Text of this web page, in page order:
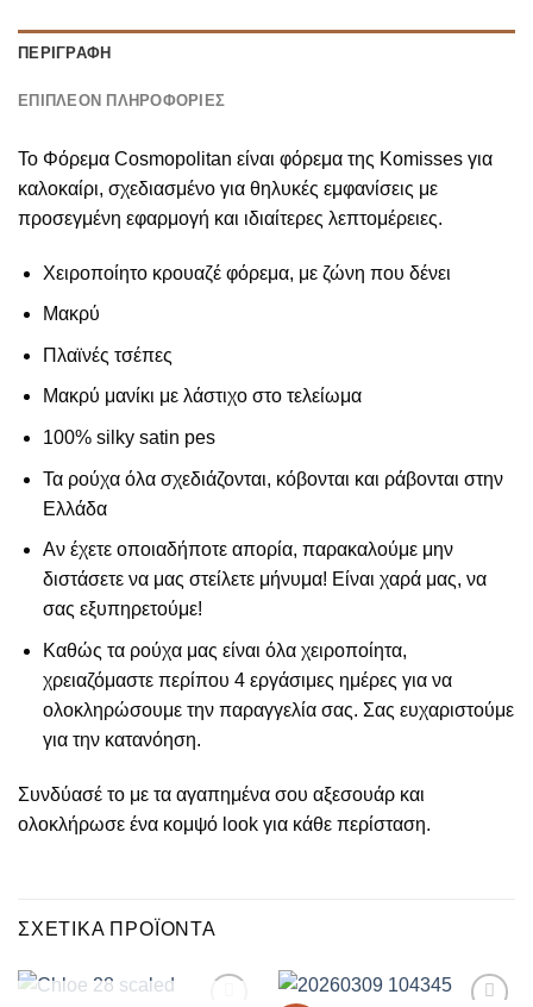
ΠΕΡΙΓΡΑΦΉ
ΕΠΙΠΛΈΟΝ ΠΛΗΡΟΦΟΡΊΕΣ
Το Φόρεμα Cosmopolitan είναι φόρεμα της Komisses για
καλοκαίρι, σχεδιασμένο για θηλυκές εμφανίσεις με
προσεγμένη εφαρμογή και ιδιαίτερες λεπτομέρειες.
Χειροποίητο κρουαζέ φόρεμα, με ζώνη που δένει
Μακρύ
Πλαϊνές τσέπες
Μακρύ μανίκι με λάστιχο στο τελείωμα
100% silky satin pes
Τα ρούχα όλα σχεδιάζονται, κόβονται και ράβονται στην
Ελλάδα
Αν έχετε οποιαδήποτε απορία, παρακαλούμε μην
διστάσετε να μας στείλετε μήνυμα! Είναι χαρά μας, να
σας εξυπηρετούμε!
Καθώς τα ρούχα μας είναι όλα χειροποίητα,
χρειαζόμαστε περίπου 4 εργάσιμες ημέρες για να
ολοκληρώσουμε την παραγγελία σας. Σας ευχαριστούμε
για την κατανόηση.
Συνδύασέ το με τα αγαπημένα σου αξεσουάρ και
ολοκλήρωσε ένα κομψό look για κάθε περίσταση.
ΣΧΕΤΙΚΆ ΠΡΟΪΌΝΤΑ